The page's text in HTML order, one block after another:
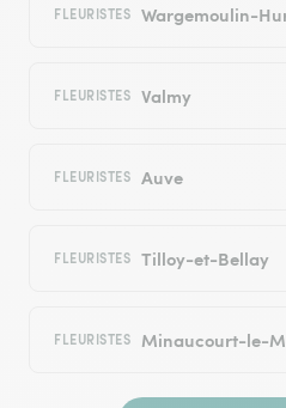
FLEURISTES Wargemoulin-
FLEURISTES Valmy
FLEURISTES Auve
FLEURISTES Tilloy-et-Bellay
FLEURISTES Minaucourt-le-